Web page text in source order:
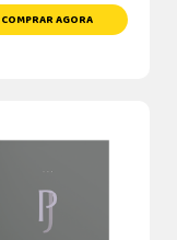
COMPRAR AGORA